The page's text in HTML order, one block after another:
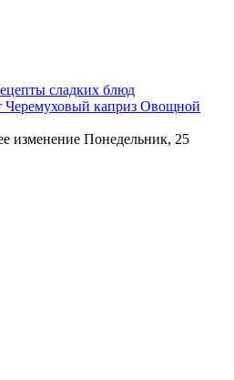
сладких блюд
Черемуховый каприз Овощной
изменение Понедельник, 25